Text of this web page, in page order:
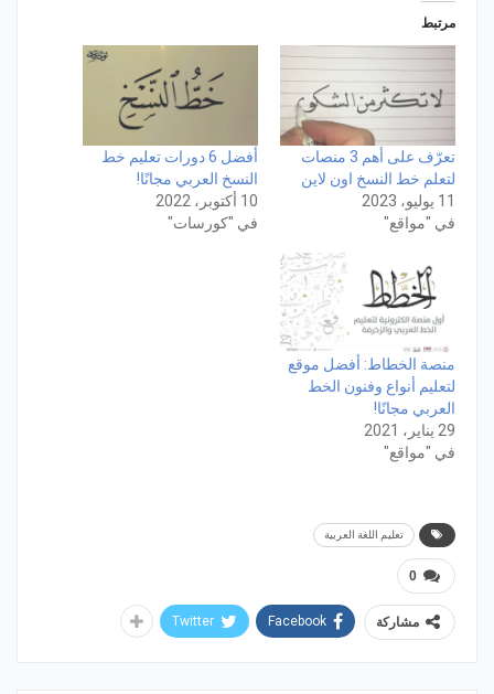
مرتبط
تعرّف على أهم 3 منصات
لتعلم خط النسخ اون لاين
11 يوليو، 2023
في "مواقع"
أفضل 6 دورات تعليم خط
النسخ العربي مجانًا!
10 أكتوبر، 2022
في "كورسات"
منصة الخطاط: أفضل موقع
لتعليم أنواع وفنون الخط
العربي مجانًا!
29 يناير، 2021
في "مواقع"
تعليم اللغة العربية
0
مشاركة Facebook
Twitter